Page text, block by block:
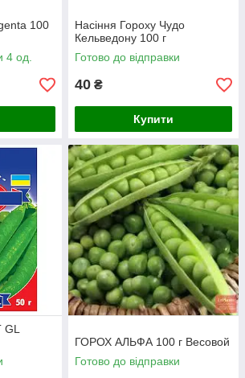
100
4 од.
Насіння Гороху Чудо
Кельведону 100 г
Готово до відправки
40 ₴
Купити
ГОРОХ АЛЬФА 100 г Весовой
Готово до відправки